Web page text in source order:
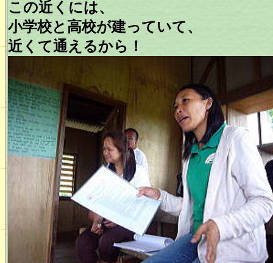
この近くには、
小学校と高校が建っていて、
近くて通えるから！